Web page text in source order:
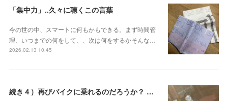
「集中力」..久々に聴くこの言葉
今の世の中、スマートに何もかもできる。まず時間管
理、いつまでの何をして、、次は何をするかそんな…
2026.02.13 10:45
続き４）再びバイクに乗れるのだろうか？ ― 60過ぎのオヤジの不安